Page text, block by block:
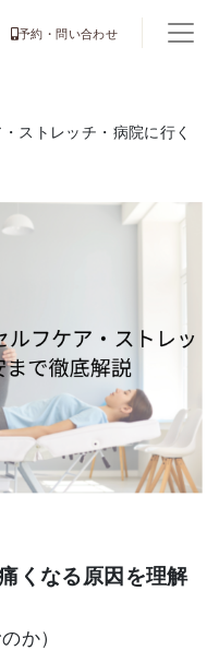
予約・問い合わせ
ストレッチ・病院に行く
くなる原因を理解
か）